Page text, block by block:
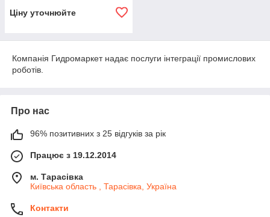
Ціну уточнюйте
Компанія Гидромаркет надає послуги інтеграції промислових
роботів.
Про нас
96% позитивних з 25 відгуків за рік
Працює з 19.12.2014
м. Тарасівка
Київська область , Тарасівка, Україна
Контакти